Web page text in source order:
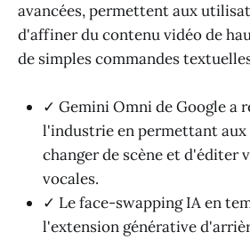
avancées, permettent aux
d'affiner du contenu vidéo de
de simples commandes
✓ Gemini Omni de Google a
l'industrie en permettant
changer de scène et d'éditer
vocales.
✓ Le face-swapping IA en
l'extension générative